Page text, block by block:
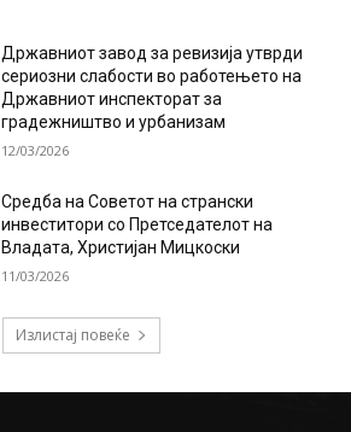
Државниот завод за ревизија утврди
сериозни слабости во работењето на
Државниот инспекторат за
градежништво и урбанизам
12/03/2026
Средба на Советот на странски
инвеститори со Претседателот на
Владата, Христијан Мицкоски
11/03/2026
Излистај повеќе